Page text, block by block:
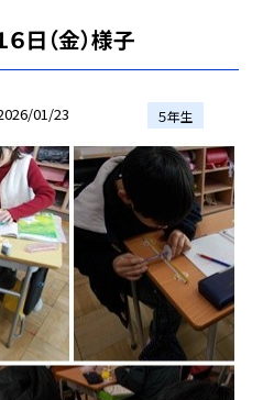
６日（金）様子
01/23 ５年生